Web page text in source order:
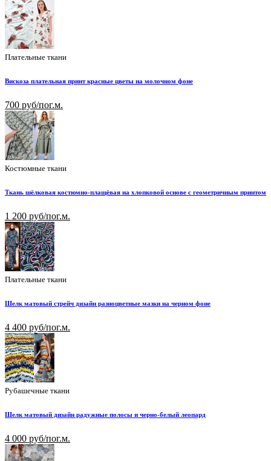
Плательные ткани
Вискоза плательная принт красные цветы на молочном фоне
700 руб/пог.м.
Костюмные ткани
Ткань шёлковая костюмно-плащёвая на хлопковой основе с геометричным принтом
1 200 руб/пог.м.
Плательные ткани
Шелк матовый стрейч дизайн разноцветные мазки на черном фоне
4 400 руб/пог.м.
Рубашечные ткани
Шелк матовый дизайн радужные полосы и черно-белый леопард
4 000 руб/пог.м.